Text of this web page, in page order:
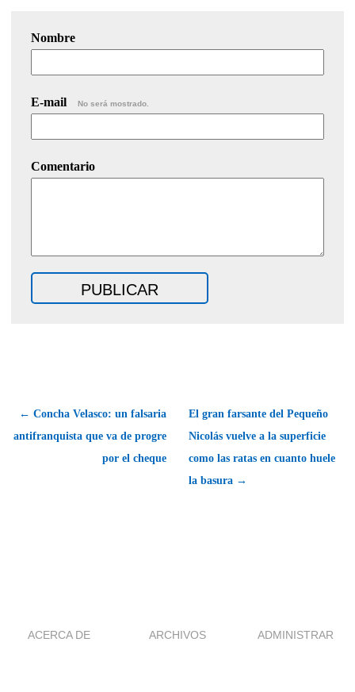
Nombre
E-mail No será mostrado.
Comentario
← Concha Velasco: un falsaria
antifranquista que va de progre
por el cheque
El gran farsante del Pequeño
Nicolás vuelve a la superficie
como las ratas en cuanto huele
la basura →
ACERCA DE ARCHIVOS ADMINISTRAR